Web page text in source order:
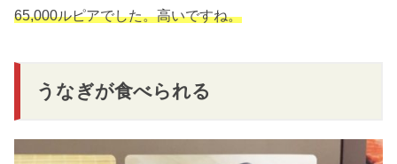
65,000ルピアでした。高いですね。
うなぎが食べられる